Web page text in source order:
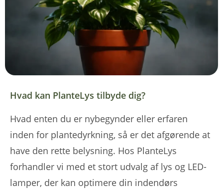
Hvad kan PlanteLys tilbyde dig?
Hvad enten du er nybegynder eller erfaren
inden for plantedyrkning, så er det afgørende at
have den rette belysning. Hos PlanteLys
forhandler vi med et stort udvalg af lys og LED-
lamper, der kan optimere din indendørs